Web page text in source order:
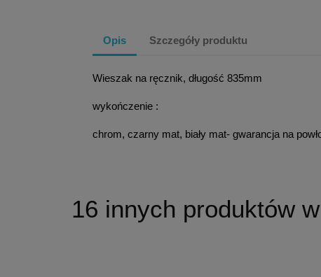
Opis Szczegóły produktu
Wieszak na ręcznik, długość 835mm
wykończenie :
chrom, czarny mat, biały mat- gwarancja na
16 innych produktów